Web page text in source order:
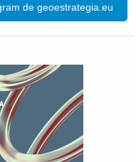
de geoestrategia.eu